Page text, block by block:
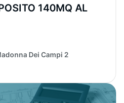
140MQ AL
Dei Campi 2